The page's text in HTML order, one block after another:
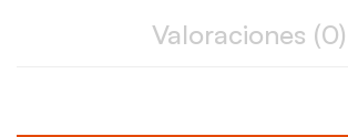
Valoraciones (0)